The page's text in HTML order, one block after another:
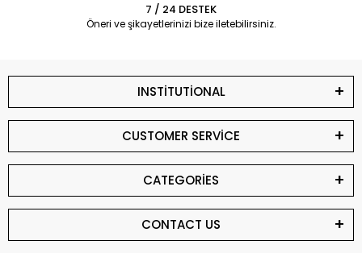
7 / 24 DESTEK
Öneri ve şikayetlerinizi bize iletebilirsiniz.
INSTİTUTİONAL
CUSTOMER SERVİCE
CATEGORİES
CONTACT US